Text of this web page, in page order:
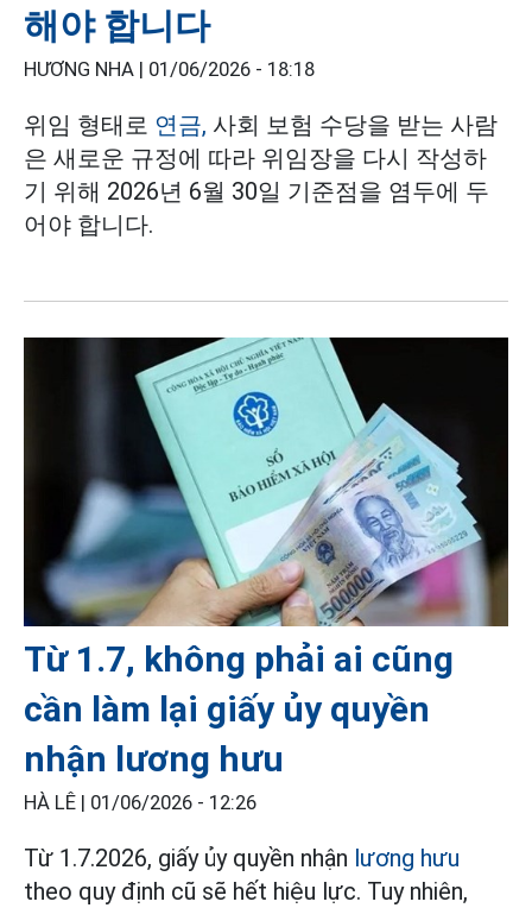
해야 합니다
HƯƠNG NHA | 01/06/2026 - 18:18
위임 형태로 연금, 사회 보험 수당을 받는 사람
은 새로운 규정에 따라 위임장을 다시 작성하
기 위해 2026년 6월 30일 기준점을 염두에 두
어야 합니다.
Từ 1.7, không phải ai cũng
cần làm lại giấy ủy quyền
nhận lương hưu
HÀ LÊ | 01/06/2026 - 12:26
Từ 1.7.2026, giấy ủy quyền nhận lương hưu
theo quy định cũ sẽ hết hiệu lực. Tuy nhiên,